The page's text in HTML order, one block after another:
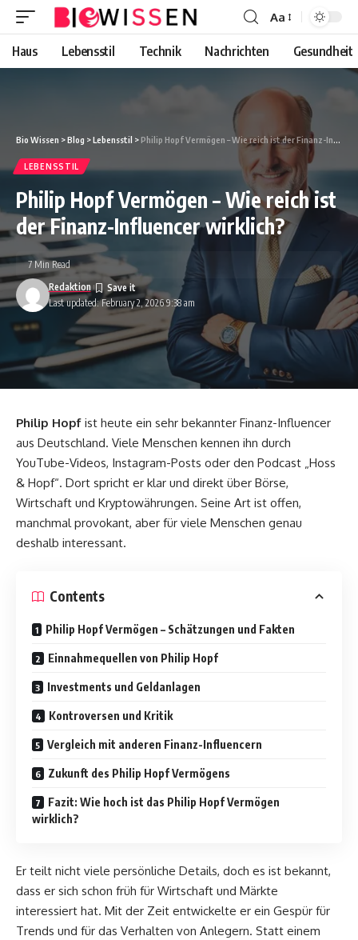
Font
Resizer
Aa
Haus Lebensstil Technik Nachrichten Gesundheit
Bio Wissen >Blog >Lebensstil >Philip Hopf Vermögen – Wie reich ist der Finanz-Influencer wirklich?
LEBENSSTIL
Philip Hopf Vermögen – Wie reich ist
der Finanz-Influencer wirklich?
Last updated: February 2, 2026 9:38 am
Redaktion
7 Min Read
Philip Hopf ist heute ein sehr bekannter Finanz-Influencer
aus Deutschland. Viele Menschen kennen ihn durch
YouTube-Videos, Instagram-Posts oder den Podcast „Hoss
& Hopf“. Dort spricht er klar und direkt über Börse,
Wirtschaft und Kryptowährungen. Seine Art ist offen,
manchmal provokant, aber für viele Menschen genau
deshalb interessant.
Contents
Philip Hopf Vermögen – Schätzungen und Fakten
Einnahmequellen von Philip Hopf
Investments und Geldanlagen
Kontroversen und Kritik
Vergleich mit anderen Finanz-Influencern
Zukunft des Philip Hopf Vermögens
Fazit: Wie hoch ist das Philip Hopf Vermögen
wirklich?
Er teilt nicht viele persönliche Details, doch es ist bekannt,
dass er sich schon früh für Wirtschaft und Märkte
interessiert hat. Mit der Zeit entwickelte er ein Gespür für
Trends und für das Verhalten von Anlegern. Statt einem